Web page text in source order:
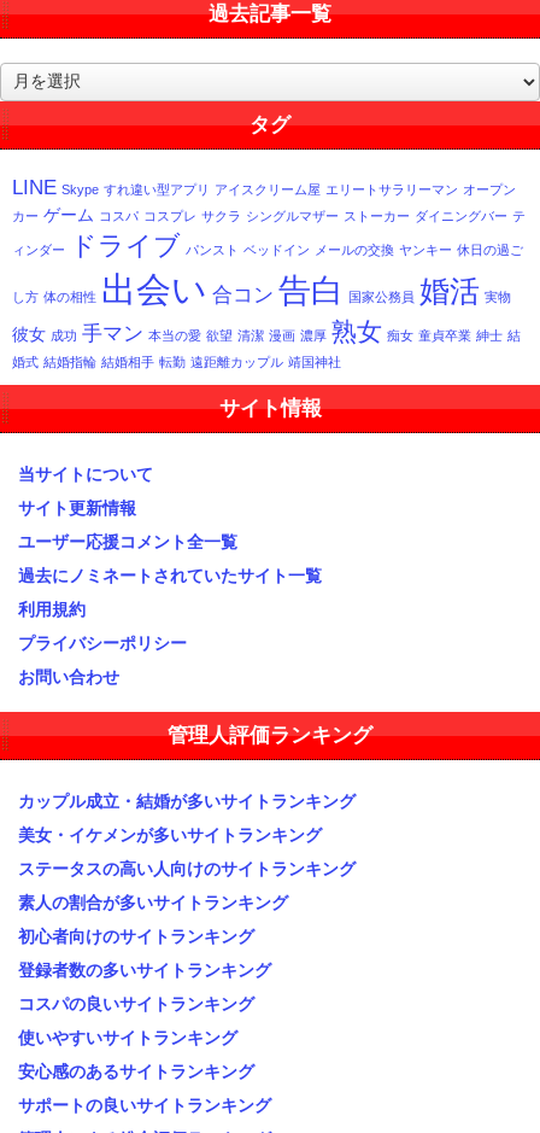
過去記事一覧
去
記
事
覧
タグ
LINE Skype すれ違い型アプリ アイスクリーム屋 エリートサラリーマン オープン
カー ゲーム コスパ コスプレ サクラ シングルマザー ストーカー ダイニングバー テ
ィンダー ドライブ パンスト ベッドイン メールの交換 ヤンキー 休日の過ご
し方 体の相性 出会い 合コン 告白 国家公務員 婚活 実物
彼女 成功 手マン 本当の愛 欲望 清潔 漫画 濃厚 熟女 痴女 童貞卒業 紳士 結
婚式 結婚指輪 結婚相手 転勤 遠距離カップル 靖国神社
サイト情報
当サイトについて
サイト更新情報
ユーザー応援コメント全一覧
過去にノミネートされていたサイト一覧
利用規約
プライバシーポリシー
お問い合わせ
管理人評価ランキング
カップル成立・結婚が多いサイトランキング
美女・イケメンが多いサイトランキング
ステータスの高い人向けのサイトランキング
素人の割合が多いサイトランキング
初心者向けのサイトランキング
登録者数の多いサイトランキング
コスパの良いサイトランキング
使いやすいサイトランキング
安心感のあるサイトランキング
サポートの良いサイトランキング